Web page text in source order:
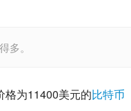
多。
格为11400美元的比特币